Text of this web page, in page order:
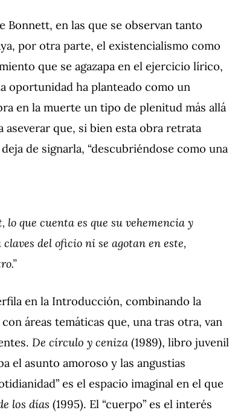
Bonnett, en las que se observan tanto
por otra parte, el existencialismo como
que se agazapa en el ejercicio lírico,
oportunidad ha planteado como un
en la muerte un tipo de plenitud más allá
aseverar que, si bien esta obra retrata
de signarla, “descubriéndose como una
que cuenta es que su vehemencia y
del oficio ni se agotan en este,
en la Introducción, combinando la
áreas temáticas que, una tras otra, van
De círculo y ceniza (1989), libro juvenil
el asunto amoroso y las angustias
es el espacio imaginal en el que
los días (1995). El “cuerpo” es el interés